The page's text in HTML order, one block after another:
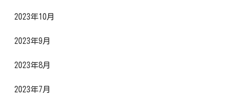
2023年10月
2023年9月
2023年8月
2023年7月